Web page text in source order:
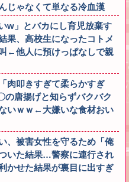
じゃなくて単なる冷血漢
w」とバカにし育児放棄す
果、高校生になったコトメ
←他人に預けっぱなしで親
肉叩きすぎて柔らかすぎ
の唐揚げと知らずバクバク
いｗｗ←大嫌いな食材おい
、被害女性を守るため「俺
いた結果…警察に連行され
かせた結果が裏目に出すぎ